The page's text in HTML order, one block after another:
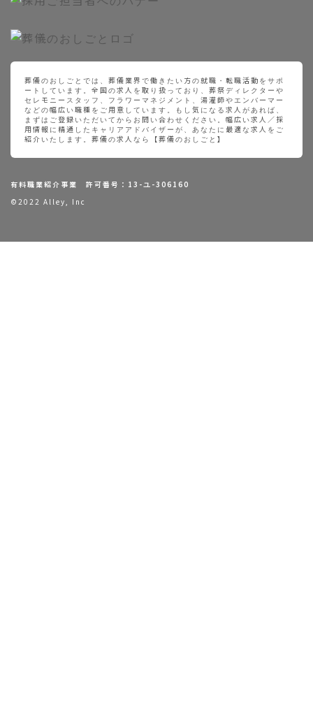
葬儀のおしごとでは、葬儀業界で働きたい方の就職・転職活動をサポ
ートしています。全国の求人を取り扱っており、葬祭ディレクターや
セレモニースタッフ、フラワーマネジメント、湯灌師やエンバーマー
などの幅広い職種をご用意しています。もし気になる求人があれば、
まずはご登録いただいてからお問い合わせください。幅広い求人／採
用情報に精通したキャリアアドバイザーが、あなたに最適な求人をご
紹介いたします。葬儀の求人なら【葬儀のおしごと】
有料職業紹介事業 許可番号：13-ユ-306160
©2022 Alley, Inc